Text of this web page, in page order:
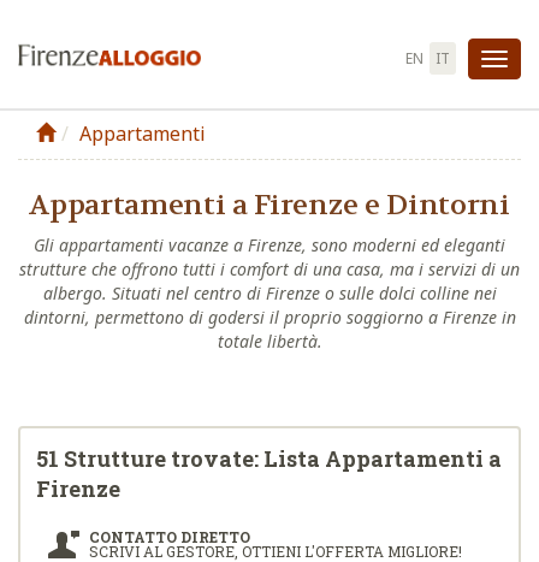
la
EN IT
Appartamenti
Appartamenti a Firenze e Dintorni
Gli appartamenti vacanze a Firenze, sono moderni ed eleganti
strutture che offrono tutti i comfort di una casa, ma i servizi di un
albergo. Situati nel centro di Firenze o sulle dolci colline nei
dintorni, permettono di godersi il proprio soggiorno a Firenze in
totale libertà.
51 Strutture trovate: Lista Appartamenti a
Firenze
CONTATTO DIRETTO
SCRIVI AL GESTORE, OTTIENI L'OFFERTA MIGLIORE!